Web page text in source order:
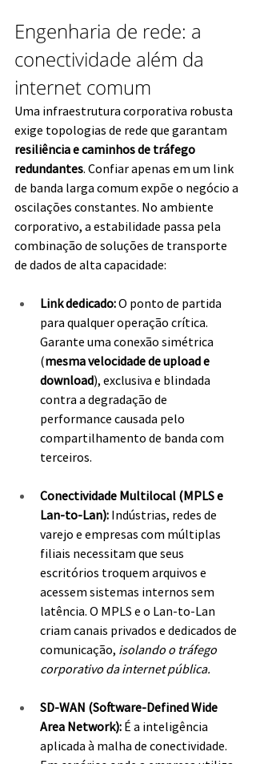
Engenharia de rede: a
conectividade além da
internet comum
Uma infraestrutura corporativa robusta
exige topologias de rede que garantam
resiliência e caminhos de tráfego
redundantes. Confiar apenas em um link
de banda larga comum expõe o negócio a
oscilações constantes. No ambiente
corporativo, a estabilidade passa pela
combinação de soluções de transporte
de dados de alta capacidade:
Link dedicado: O ponto de partida
para qualquer operação crítica.
Garante uma conexão simétrica
(mesma velocidade de upload e
download), exclusiva e blindada
contra a degradação de
performance causada pelo
compartilhamento de banda com
terceiros.
Conectividade Multilocal (MPLS e
Lan-to-Lan): Indústrias, redes de
varejo e empresas com múltiplas
filiais necessitam que seus
escritórios troquem arquivos e
acessem sistemas internos sem
latência. O MPLS e o Lan-to-Lan
criam canais privados e dedicados de
comunicação, isolando o tráfego
corporativo da internet pública.
SD-WAN (Software-Defined Wide
Area Network): É a inteligência
aplicada à malha de conectividade.